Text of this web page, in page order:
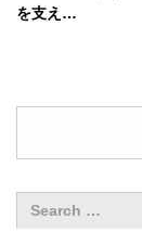
を支え…